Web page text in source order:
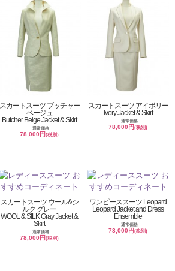
スカートスーツ ブッチャー
ベージュ
Butcher Beige Jacket & Skirt
通常価格
78,000円(税別)
スカートスーツ アイボリー
Ivory Jacket & Skirt
通常価格
78,000円(税別)
スカートスーツ ウール&シ
ルク グレー
WOOL & SILK Gray Jacket &
Skirt
通常価格
78,000円(税別)
ワンピーススーツ Leopard
Leopard Jacket and Dress
Ensemble
通常価格
78,000円(税別)